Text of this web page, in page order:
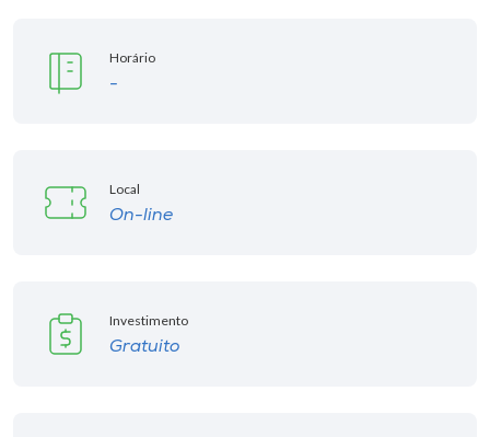
Selecione
o idioma
Horário
-
Local
On-line
Investimento
Gratuito